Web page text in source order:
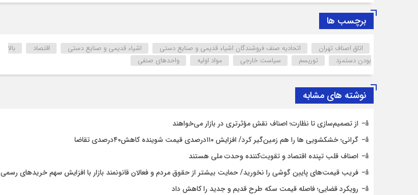
برچسب ها
اتاق اصناف تهران اتحادیه صنف فروشندگان اشیاء قدیمی و صنایع دستی اشیاء قدیمی و صنایع دستی اقتصاد
بالا
بودن دستمزد
توریسم سیاست خارجی مواد اولیه واحدهای صنفی
نوشته های مشابه
از تصمیم‌سازی تا نظارت؛ اصناف نقش مؤثرتری در بازار می‌خواهند
گرانی؛ خشکشویی‌ ها را هم زمین‌گیر کرد/ افزایش ۱۱۰درصدی قیمت شوینده کاهش۴۰درصدی تقاضا
اصناف قلب تپنده اقتصاد و تقویت‌کننده وحدت ملی هستند
فریب قیمت‌های پایین گوشی را نخورید/ حمایت بیشتر از حقوق مردم و فعالان قانونمند بازار با افزایش سهم خریدهای رسمی
رویکرد قضایی؛ فاصله قیمت سکه طرح قدیم و جدید را کاهش داد